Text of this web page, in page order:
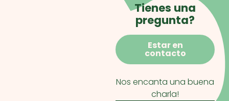
Tienes una
pregunta?
Estar en
contacto
Nos encanta una buena
charla!